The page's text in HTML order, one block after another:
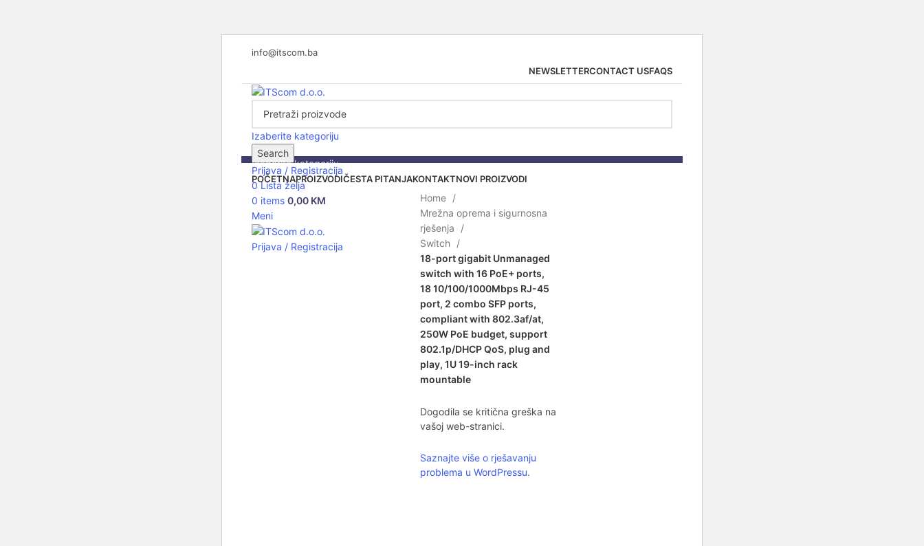
info@itscom.ba
NEWSLETTERCONTACT USFAQS
Izaberite kategoriju
Search
Prijava / Registracija
0Lista želja
0 items 0,00 KM
Meni
Prijava / Registracija
Izaberite kategoriju
POČETNAPROIZVODIČESTA PITANJAKONTAKTNOVI PROIZVODI
Home
Mrežna oprema i sigurnosna
rješenja
Switch
18-port gigabit Unmanaged
switch with 16 PoE+ ports,
18 10/100/1000Mbps RJ-45
port, 2 combo SFP ports,
compliant with 802.3af/at,
250W PoE budget, support
802.1p/DHCP QoS, plug and
play, 1U 19-inch rack
mountable
Dogodila se kritična greška na
vašoj web-stranici.
Saznajte više o rješavanju
problema u WordPressu.